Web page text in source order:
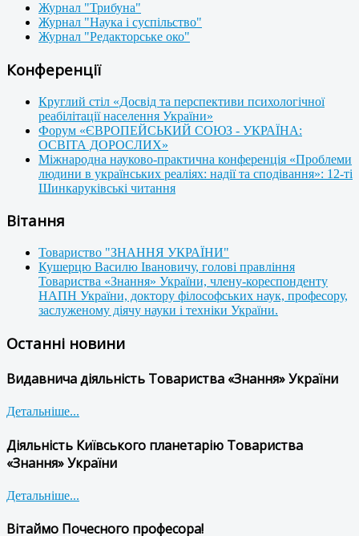
Журнал "Трибуна"
Журнал "Наука і суспільство"
Журнал "Редакторське око"
Конференції
Круглий стіл «Досвід та перспективи психологічної
реабілітації населення України»
Форум «ЄВРОПЕЙСЬКИЙ СОЮЗ - УКРАЇНА:
ОСВІТА ДОРОСЛИХ»
Міжнародна науково-практична конференція «Проблеми
людини в українських реаліях: надії та сподівання»: 12-ті
Шинкаруківські читання
Вітання
Товариство "ЗНАННЯ УКРАЇНИ"
Кушерцю Василю Івановичу, голові правління
Товариства «Знання» України, члену-кореспонденту
НАПН України, доктору філософських наук, професору,
заслуженому діячу науки і техніки України.
Останні новини
Видавнича діяльність Товариства «Знання» України
Детальніше...
Діяльність Київського планетарію Товариства
«Знання» України
Детальніше...
Вітаймо Почесного професора!